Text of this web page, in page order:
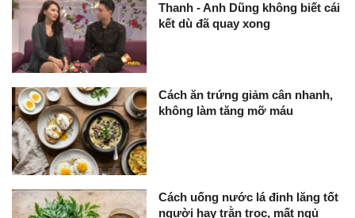
Thanh - Anh Dũng không biết cái
kết dù đã quay xong
Cách ăn trứng giảm cân nhanh,
không làm tăng mỡ máu
Cách uống nước lá đinh lăng tốt
người hay trằn trọc, mất ngủ